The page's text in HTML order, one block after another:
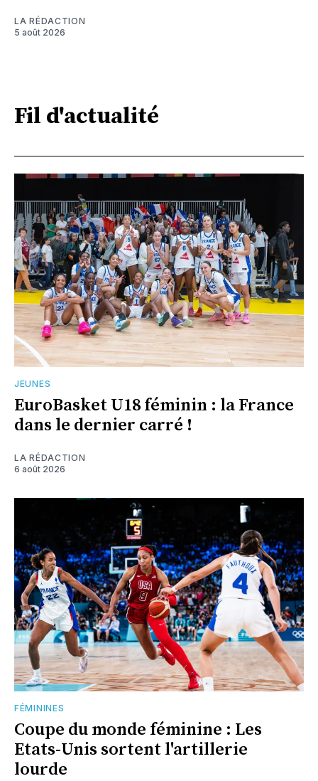
LA RÉDACTION
5 août 2026
Fil d'actualité
JEUNES
EuroBasket U18 féminin : la France
dans le dernier carré !
LA RÉDACTION
6 août 2026
FÉMININES
Coupe du monde féminine : Les
Etats-Unis sortent l'artillerie
lourde